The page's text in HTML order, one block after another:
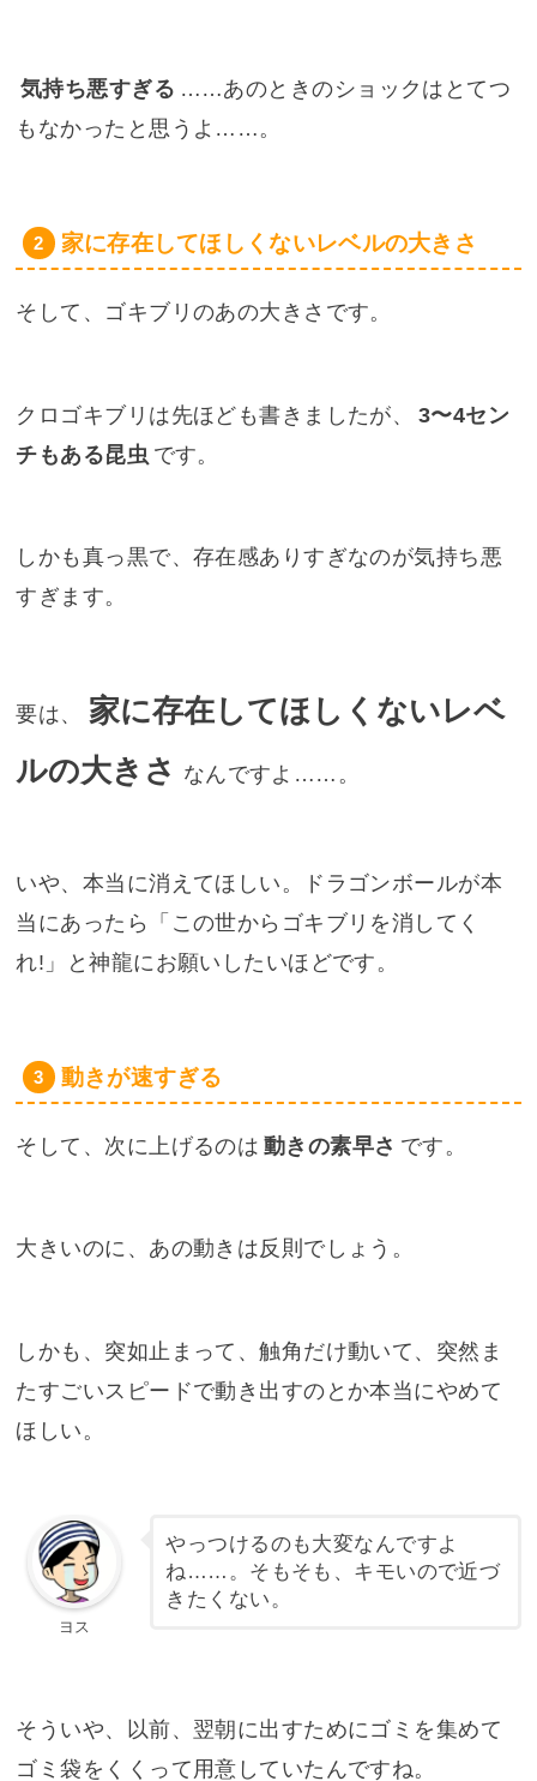
気持ち悪すぎる ……あのときのショックはとてつ
もなかったと思うよ……。
家に存在してほしくないレベルの大きさ
そして、ゴキブリのあの大きさです。
クロゴキブリは先ほども書きましたが、
3〜4セン
チもある昆虫 です。
しかも真っ黒で、存在感ありすぎなのが気持ち悪
すぎます。
要は、
家に存在してほしくないレベ
ルの大きさ なんですよ……。
いや、本当に消えてほしい。ドラゴンボールが本
当にあったら「この世からゴキブリを消してく
れ!」と神龍にお願いしたいほどです。
動きが速すぎる
そして、次に上げるのは 動きの素早さ です。
大きいのに、あの動きは反則でしょう。
しかも、突如止まって、触角だけ動いて、突然ま
たすごいスピードで動き出すのとか本当にやめて
ほしい。
ヨス
やっつけるのも大変なんですよ
ね……。そもそも、キモいので近づ
きたくない。
そういや、以前、翌朝に出すためにゴミを集めて
ゴミ袋をくくって用意していたんですね。